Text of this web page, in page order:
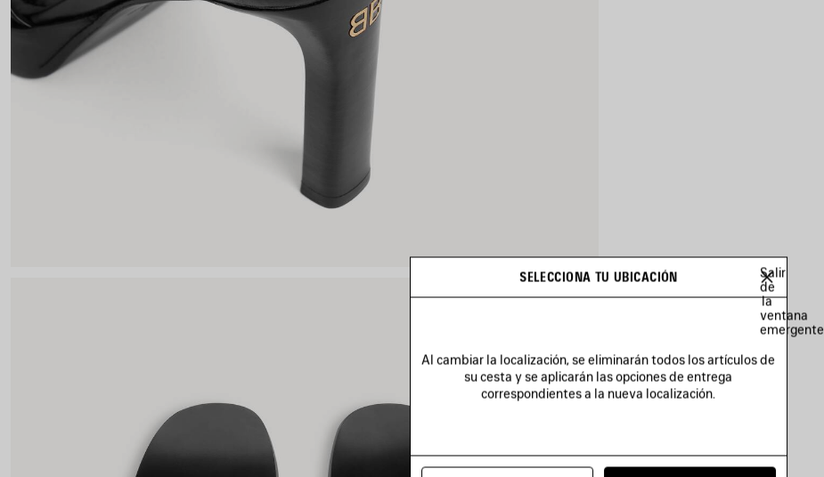
SELECCIONA TU UBICACIÓN
Salir
de
la
ventana
emergente
Al cambiar la localización, se eliminarán todos los artículos de
su cesta y se aplicarán las opciones de entrega
correspondientes a la nueva localización.